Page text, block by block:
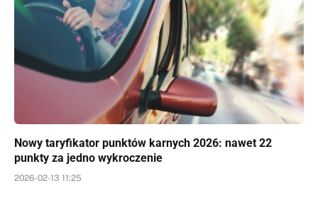
Nowy taryfikator punktów karnych 2026: nawet 22
punkty za jedno wykroczenie
2026-02-13 11:25